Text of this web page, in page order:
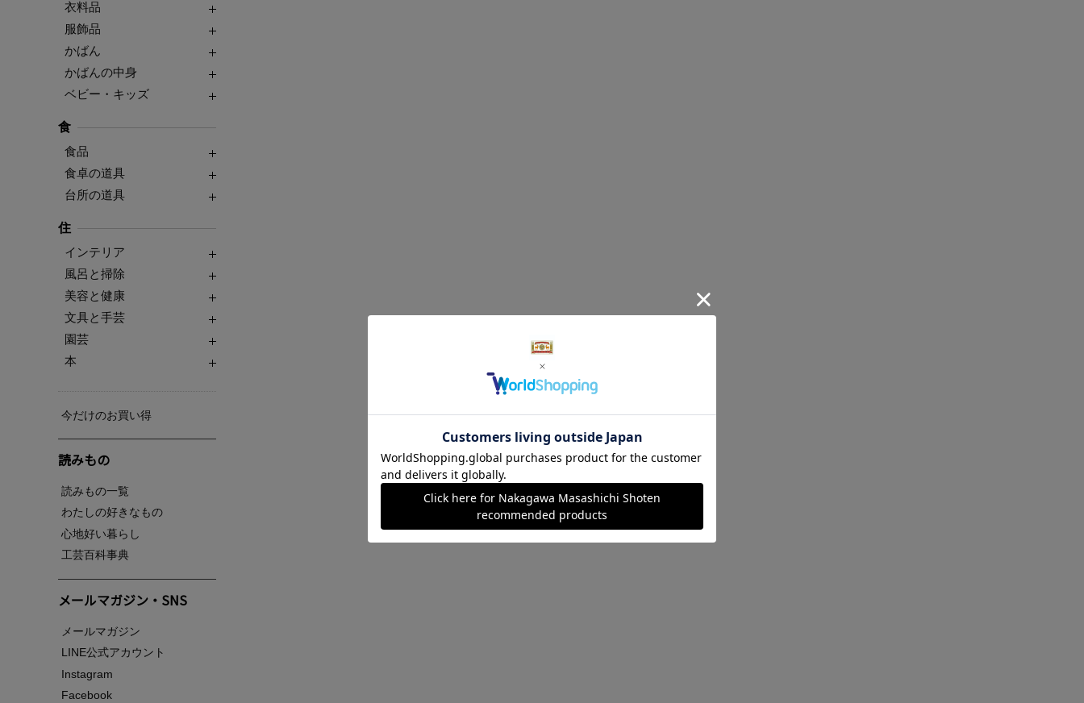
衣料品
服飾品
かばん
かばんの中身
ベビー・キッズ
食
食品
食卓の道具
台所の道具
住
インテリア
風呂と掃除
美容と健康
文具と手芸
園芸
本
今だけのお買い得
読みもの
読みもの一覧
わたしの好きなもの
心地好い暮らし
工芸百科事典
メールマガジン・SNS
メールマガジン
LINE公式アカウント
Instagram
Facebook